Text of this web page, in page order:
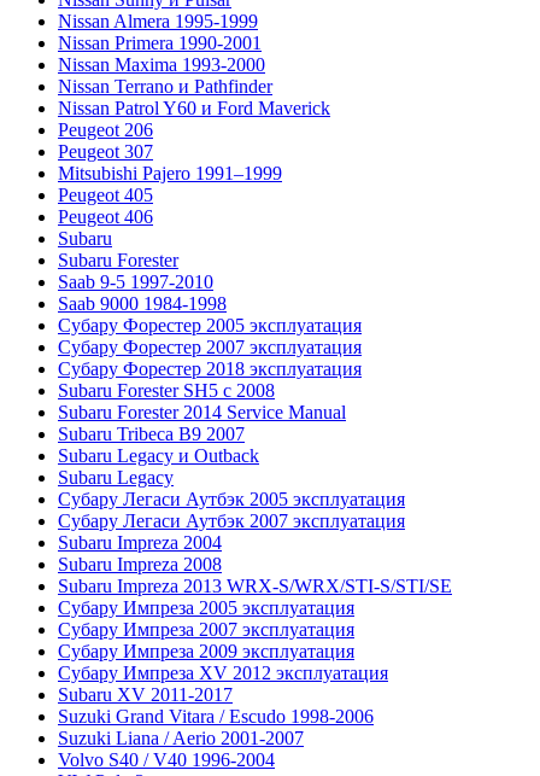
Nissan Almera 1995-1999
Nissan Primera 1990-2001
Nissan Maxima 1993-2000
Nissan Terrano и Pathfinder
Nissan Patrol Y60 и Ford Maverick
Peugeot 206
Peugeot 307
Mitsubishi Pajero 1991–1999
Peugeot 405
Peugeot 406
Subaru
Subaru Forester
Saab 9-5 1997-2010
Saab 9000 1984-1998
Субару Форестер 2005 эксплуатация
Субару Форестер 2007 эксплуатация
Субару Форестер 2018 эксплуатация
Subaru Forester SH5 с 2008
Subaru Forester 2014 Service Manual
Subaru Tribeca В9 2007
Subaru Legacy и Outback
Subaru Legacy
Субару Легаси Аутбэк 2005 эксплуатация
Субару Легаси Аутбэк 2007 эксплуатация
Subaru Impreza 2004
Subaru Impreza 2008
Subaru Impreza 2013 WRX-S/WRX/STI-S/STI/SE
Субару Импреза 2005 эксплуатация
Субару Импреза 2007 эксплуатация
Субару Импреза 2009 эксплуатация
Субару Импреза XV 2012 эксплуатация
Subaru XV 2011-2017
Suzuki Grand Vitara / Escudo 1998-2006
Suzuki Liana / Aerio 2001-2007
Volvo S40 / V40 1996-2004